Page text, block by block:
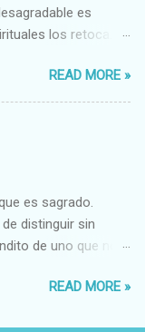
es
los retoca.
Selecto-
a)
Bondadoso-
Leal-Desleal,etc.
Pr...
READ MORE »
es sagrado.
distinguir sin
de uno que no
READ MORE »